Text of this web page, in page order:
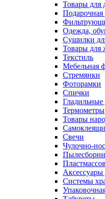
Товары для
Подарочная
Одежда,
Сушилки
Товары для
Текстиль
Мебельная
Стремянки
Фоторамки
Спички
Гладильные
Термометры
Товары
Свечи
Чулочно-
Аксессуары
Системы